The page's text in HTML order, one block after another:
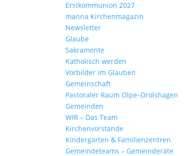
Erst­kom­mu­nion 2027
manna Kirchen­ma­gazin
News­letter
Glaube
Sakra­mente
Katho­lisch werden
Vorbilder im Glauben
Gemein­schaft
Pasto­raler Raum Olpe–Drolshagen
Gemeinden
WIR – Das Team
Kirchen­vor­stände
Kinder­gärten & Familienzentren
Gemein­de­teams – Gemeinderäte